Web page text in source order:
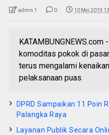
admin 1 0 10 Mei 2019
KATAMBUNGNEWS.com
komoditas pokok di
terus mengalami
pelaksanaan puas
DPRD Sampaikan 11 Poin
Palangka Raya
Layanan Publik Secara